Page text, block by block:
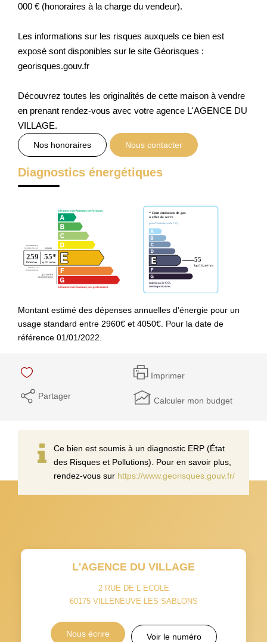
000 € (honoraires à la charge du vendeur).
Les informations sur les risques auxquels ce bien est
exposé sont disponibles sur le site Géorisques :
georisques.gouv.fr
Découvrez toutes les originalités de cette maison à vendre
en prenant rendez-vous avec votre agence L'AGENCE DU
VILLAGE.
Nos honoraires Nous contacter
Diagnostics énergétiques
Montant estimé des dépenses annuelles d'énergie pour un
usage standard entre 2960€ et 4050€. Pour la date de
référence 01/01/2022.
Imprimer
Partager Calculer mon budget
Ce bien est soumis à un diagnostic ERP (État
des Risques et Pollutions). Pour en savoir plus,
rendez-vous sur https://www.georisques.gouv.fr/
L'AGENCE DU VILLAGE
2 RUE DE L ECOLE
60175 VILLENEUVE LES SABLONS
Nous écrire Voir le numéro